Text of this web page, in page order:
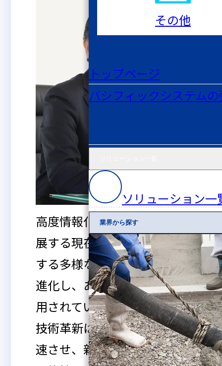
その他
トップページ
パシフィックシステム
ソリューション一
業界から探す
高度情報化社会が急速に発
展する現在、AIをはじめと
する多様な情報技術が日々
進化し、あらゆる分野で活
用されています。こうした
技術革新は、企業のDXを加
速させ、新たな価値創造の